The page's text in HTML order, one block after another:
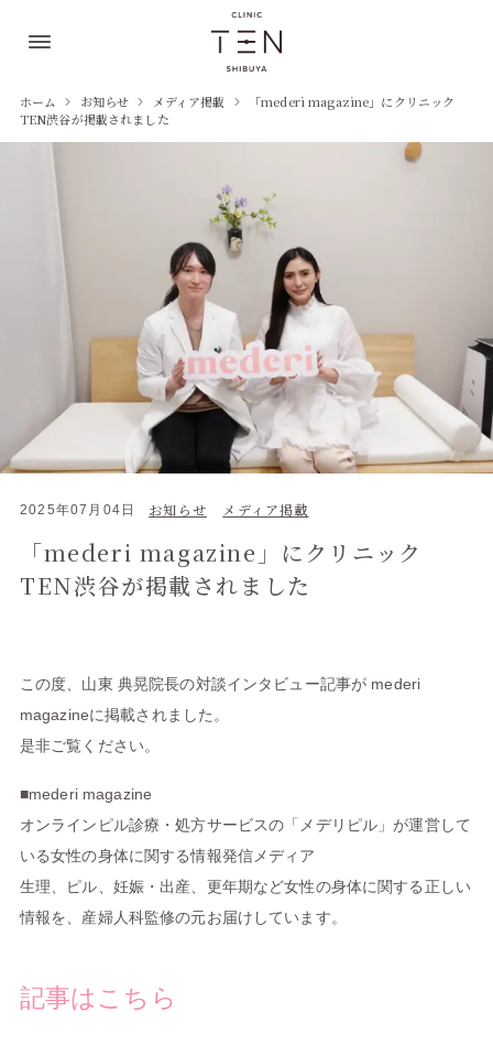
ホーム お知らせ メディア掲載
「mederi magazine」にクリニック
TEN渋谷が掲載されました
2025年07月04日 お知らせ メディア掲載
「mederi magazine」にクリニック
TEN渋谷が掲載されました
この度、山東 典晃院長の対談インタビュー記事が mederi
magazineに掲載されました。
是非ご覧ください。
■mederi magazine
オンラインピル診療・処方サービスの「メデリピル」が運営して
いる女性の身体に関する情報発信メディア
生理、ピル、妊娠・出産、更年期など女性の身体に関する正しい
情報を、産婦人科監修の元お届けしています。
記事はこちら